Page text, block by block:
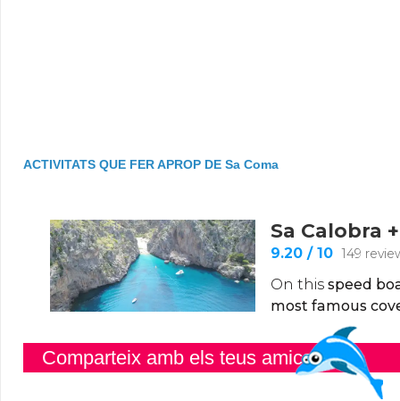
ACTIVITATS QUE FER APROP DE Sa Coma
Comparteix amb els teus amics